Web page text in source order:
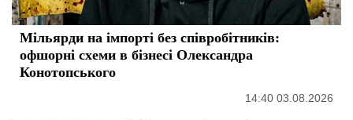
Мільярди на імпорті без співробітників:
офшорні схеми в бізнесі Олександра
Конотопського
14:40 03.08.2026